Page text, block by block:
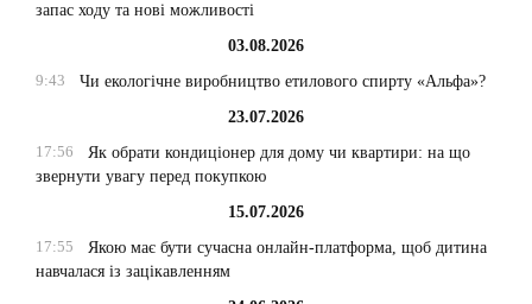
запас ходу та нові можливості
03.08.2026
9:43
Чи екологічне виробництво етилового спирту «Альфа»?
23.07.2026
17:56
Як обрати кондиціонер для дому чи квартири: на що
звернути увагу перед покупкою
15.07.2026
17:55
Якою має бути сучасна онлайн-платформа, щоб дитина
навчалася із зацікавленням